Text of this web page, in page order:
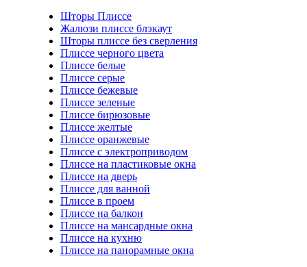
Шторы Плиссе
Жалюзи плиссе блэкаут
Шторы плиссе без сверления
Плиссе черного цвета
Плиссе белые
Плиссе серые
Плиссе бежевые
Плиссе зеленые
Плиссе бирюзовые
Плиссе желтые
Плиссе оранжевые
Плиссе с электроприводом
Плиссе на пластиковые окна
Плиссе на дверь
Плиссе для ванной
Плиссе в проем
Плиссе на балкон
Плиссе на мансардные окна
Плиссе на кухню
Плиссе на панорамные окна